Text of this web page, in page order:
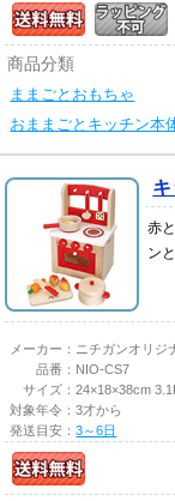
商品分類
ままごとおもちゃ
おままごとキッチン本
赤
ン
メーカー： ニチガンオリジ
品番： NIO-CS7
サイズ：24×18×38cm
対象年令：3才から
発送目安：3～6日